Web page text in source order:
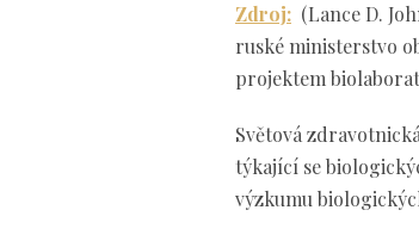
Zdroj: (Lance D.
ruské ministerstvo
projektem
Světová
týkající se
výzkumu